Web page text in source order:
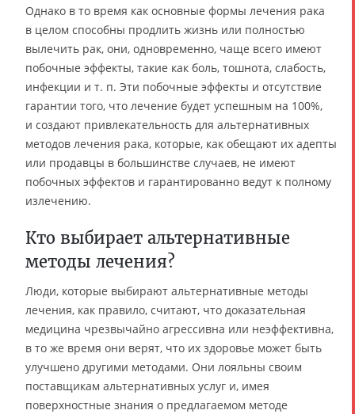
Однако в то время как основные формы лечения рака
в целом способны продлить жизнь или полностью
вылечить рак, они, одновременно, чаще всего имеют
побочные эффекты, такие как боль, тошнота, слабость,
инфекции и т. п. Эти побочные эффекты и отсутствие
гарантии того, что лечение будет успешным на 100%,
и создают привлекательность для альтернативных
методов лечения рака, которые, как обещают их адепты
или продавцы в большинстве случаев, не имеют
побочных эффектов и гарантированно ведут к полному
излечению.
Кто выбирает альтернативные
методы лечения?
Люди, которые выбирают альтернативные методы
лечения, как правило, считают, что доказательная
медицина чрезвычайно агрессивна или неэффективна,
в то же время они верят, что их здоровье может быть
улучшено другими методами. Они лояльны своим
поставщикам альтернативных услуг и, имея
поверхностные знания о предлагаемом методе